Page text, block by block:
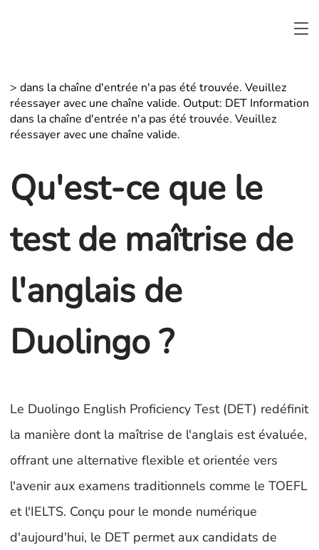
> dans la chaîne d'entrée n'a pas été trouvée. Veuillez
réessayer avec une chaîne valide. Output: DET Information
dans la chaîne d'entrée n'a pas été trouvée. Veuillez
réessayer avec une chaîne valide.
Qu'est-ce que le
test de maîtrise de
l'anglais de
Duolingo ?
Le Duolingo English Proficiency Test (DET) redéfinit
la manière dont la maîtrise de l'anglais est évaluée,
offrant une alternative flexible et orientée vers
l'avenir aux examens traditionnels comme le TOEFL
et l'IELTS. Conçu pour le monde numérique
d'aujourd'hui, le DET permet aux candidats de